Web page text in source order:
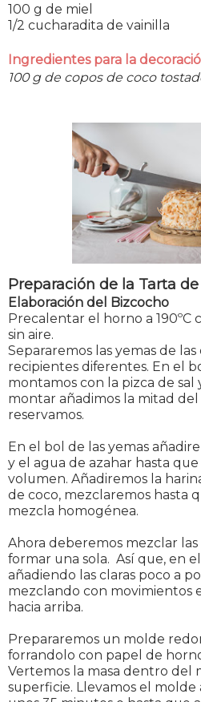
100 g de miel
1/2 cucharadita de vainilla
Ingredientes para la
100 g de copos de coco
Preparación de la Tarta
Elaboración del Bizcocho
Precalentar el horno a 190ºC
sin aire.
Separaremos las yemas de las
recipientes diferentes. En el
montamos con la pizca de
montar añadimos la mitad
reservamos.
En el bol de las yemas
y el agua de azahar hasta
volumen. Añadiremos la
de coco, mezclaremos hasta
mezcla homogénea.
Ahora deberemos mezclar
formar una sola. Así que, en
añadiendo las claras poco a
mezclando con movimientos
hacia arriba.
Prepararemos un molde
forrandolo con papel de
Vertemos la masa dentro del
superficie. Llevamos el